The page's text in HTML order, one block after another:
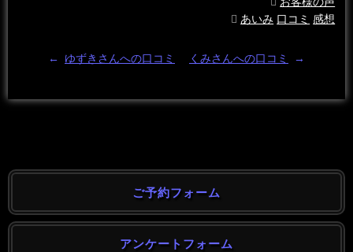
あいみ 口コミ 感想
← ゆずきさんへの口コミ くみさんへの口コミ →
ご予約フォーム
アンケートフォーム